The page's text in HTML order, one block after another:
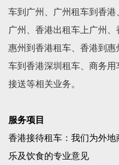
车到广州、广州租车到香港
广州、香港出租车上广州、
惠州到香港租车、香港到
车到香港深圳租车、商务
接送等相关业务。
服务项目
香港接待租车：我们为外
乐及饮食的专业意见